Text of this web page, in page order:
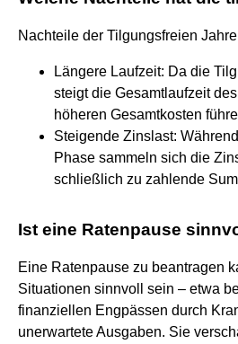
Nachteile der Tilgungsfreien Jahre
Längere Laufzeit: Da die
steigt die Gesamtlaufzeit
höheren Gesamtkosten
Steigende Zinslast:
Phase sammeln sich die
schließlich zu zahlende
Ist eine Ratenpause
Eine Ratenpause zu beantragen
Situationen sinnvoll sein – etwa
finanziellen Engpässen durch
unerwartete Ausgaben. Sie